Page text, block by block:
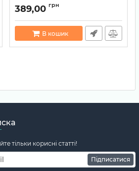
Артикул: 5900511374513
389,00 грн
В кошик
тільки корисні статті!
Підписатися